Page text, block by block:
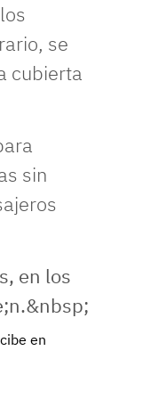
se
cubierta
sin
en